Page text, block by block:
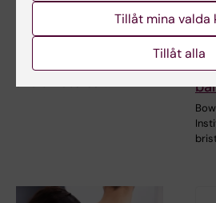
Höstens utlysningar
2026
disponerar medel ur ett stort
Tillåt mina valda
Tillåt alla